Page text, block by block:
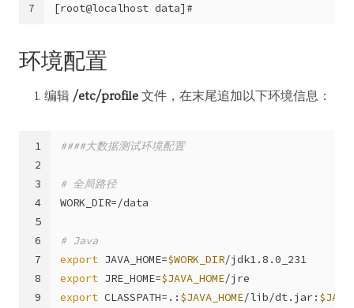
7
[root@localhost data]#
环境配置
编辑 /etc/profile 文件，在末尾追加以下环境信息：
1
2
3
4
5
6
7
8
9
####大数据测试环境配置
# 全局路径
WORK_DIR=/data
# Java
export JAVA_HOME=$WORK_DIR/jdk1.8.0_231
export JRE_HOME=$JAVA_HOME/jre
export CLASSPATH=.: $JAVA_HOME/lib/dt.jar: